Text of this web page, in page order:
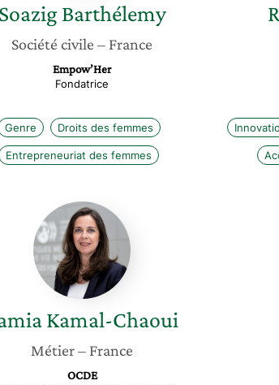
Soazig Barthélemy
Société civile – France
Empow’Her
Fondatrice
Genre Droits des femmes
Entrepreneuriat des femmes
Lamia
Kamal-
Chaoui
Kamal-Chaoui
Métier– France
OCDE